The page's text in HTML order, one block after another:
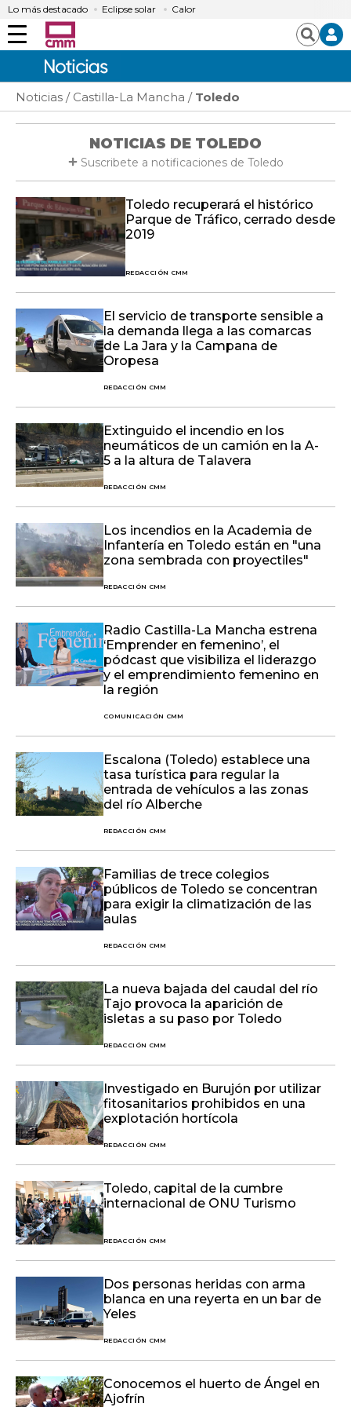
Lo más destacado Eclipse solar Calor
Menú Buscar
Noticias Castilla-La Mancha Toledo
NOTICIAS DE TOLEDO
Suscribete a notificaciones de Toledo
Toledo recuperará el histórico
Parque de Tráfico, cerrado desde
2019
REDACCIÓN CMM
El servicio de transporte sensible a
la demanda llega a las comarcas
de La Jara y la Campana de
Oropesa
REDACCIÓN CMM
Extinguido el incendio en los
neumáticos de un camión en la A-
5 a la altura de Talavera
REDACCIÓN CMM
Los incendios en la Academia de
Infantería en Toledo están en "una
zona sembrada con proyectiles"
REDACCIÓN CMM
Radio Castilla-La Mancha estrena
‘Emprender en femenino’, el
pódcast que visibiliza el liderazgo
y el emprendimiento femenino en
la región
COMUNICACIÓN CMM
Escalona (Toledo) establece una
tasa turística para regular la
entrada de vehículos a las zonas
del río Alberche
REDACCIÓN CMM
Familias de trece colegios
públicos de Toledo se concentran
para exigir la climatización de las
aulas
REDACCIÓN CMM
La nueva bajada del caudal del río
Tajo provoca la aparición de
isletas a su paso por Toledo
REDACCIÓN CMM
Investigado en Burujón por utilizar
fitosanitarios prohibidos en una
explotación hortícola
REDACCIÓN CMM
Toledo, capital de la cumbre
internacional de ONU Turismo
REDACCIÓN CMM
Dos personas heridas con arma
blanca en una reyerta en un bar de
Yeles
REDACCIÓN CMM
Conocemos el huerto de Ángel en
Ajofrín